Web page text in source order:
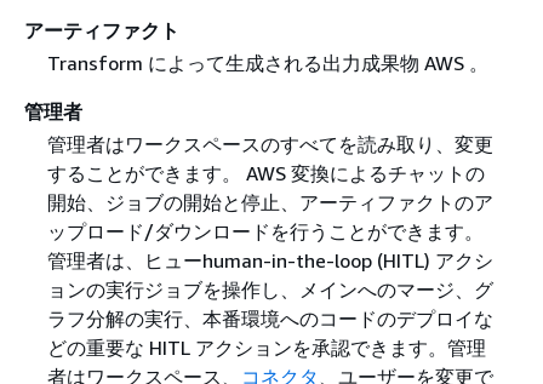
アーティファクト
Transform によって生成される出力成果物 AWS 。
管理者
管理者はワークスペースのすべてを読み取り、変更
することができます。 AWS 変換によるチャットの
開始、ジョブの開始と停止、アーティファクトのア
ップロード/ダウンロードを行うことができます。
管理者は、ヒューhuman-in-the-loop (HITL) アクシ
ョンの実行ジョブを操作し、メインへのマージ、グ
ラフ分解の実行、本番環境へのコードのデプロイな
どの重要な HITL アクションを承認できます。管理
者はワークスペース
コネクタ 、ユーザーを変更で